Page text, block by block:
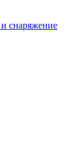
снаряжение